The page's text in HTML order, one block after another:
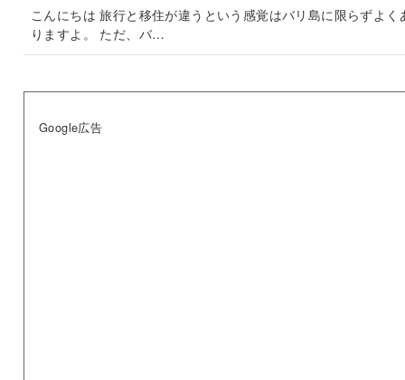
こんにちは 旅行と移住が違うという感覚はバリ島に限らずよく
りますよ。 ただ、バ…
Google広告